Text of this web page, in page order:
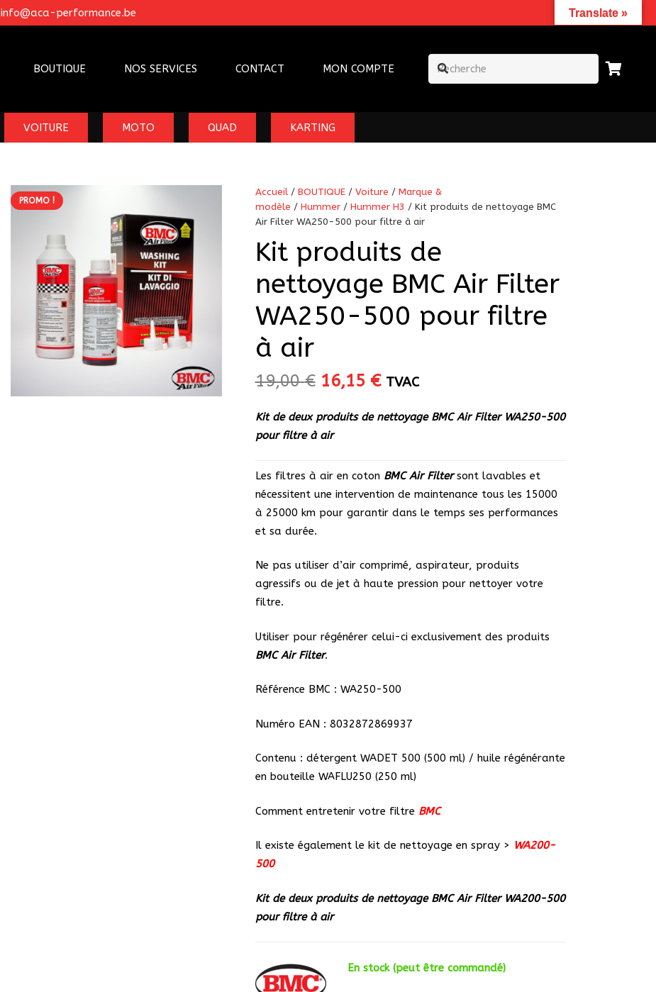
info@aca-performance.be
BOUTIQUE NOS SERVICES CONTACT MON COMPTE
VOITURE MOTO QUAD KARTING
PROMO !
Accueil/ BOUTIQUE/ Voiture / Marque &
modèle / Hummer/ Hummer H3 / Kit produits de nettoyage BMC
Air Filter WA250-500 pour filtre à air
Kit produits de
nettoyage BMC Air Filter
WA250-500 pour filtre
à air
19,00€ Le
initial
était :
16,15 €Le
actuel
TVAC
Kit de deux produits de nettoyage BMC Air Filter WA250-500
pour filtre à air
Les filtres à air en coton BMC Air Filter sont lavables et
nécessitent une intervention de maintenance tous les 15000
à 25000 km pour garantir dans le temps ses performances
et sa durée.
Ne pas utiliser d’air comprimé, aspirateur, produits
agressifs ou de jet à haute pression pour nettoyer votre
filtre.
Utiliser pour régénérer celui-ci exclusivement des produits
BMC Air Filter.
Référence BMC : WA250-500
Numéro EAN : 8032872869937
Contenu : détergent WADET 500 (500 ml) / huile régénérante
en bouteille WAFLU250 (250 ml)
Comment entretenir votre filtre BMC
Il existe également le kit de nettoyage en spray > WA200-
500
Kit de deux produits de nettoyage BMC Air Filter WA200-500
pour filtre à air
En stock (peut être commandé)
Translate »